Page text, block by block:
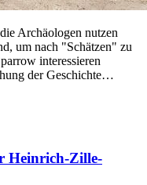
Archäologen nutzen
um nach "Schätzen" zu
interessieren
der Geschichte…
Heinrich-Zille-